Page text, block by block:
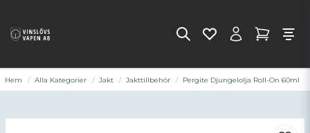
Hem Alla Kategorier Jakt Jakttillbehör Pergite Djungelolja Roll-On 60ml